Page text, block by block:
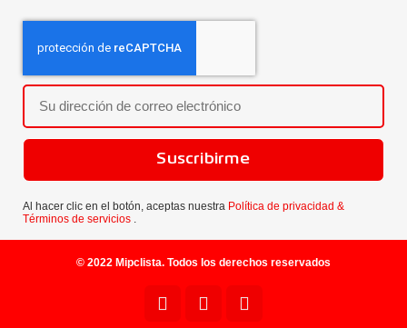
Suscribirme
Al hacer clic en el botón, aceptas nuestra Política de privacidad &
Términos de servicios .
© 2022 Mipclista. Todos los derechos reservados